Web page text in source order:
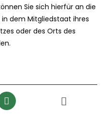
Sie sich hierfür an die
dem Mitgliedstaat ihres
oder des Orts des